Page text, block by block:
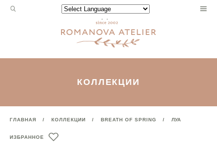
Запрос
Powered by
КОЛЛЕКЦИИ
ГЛАВНАЯ КОЛЛЕКЦИИ BREATH OF SPRING ЛУА
ИЗБРАННОЕ